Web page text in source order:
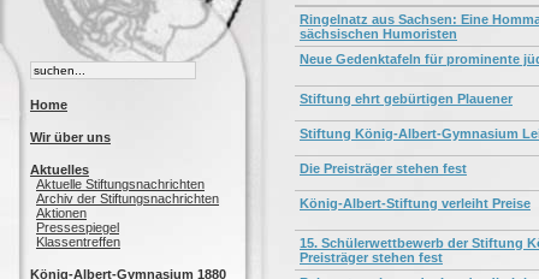
Home
Wir über uns
Aktuelles
Aktuelle Stiftungsnachrichten
Archiv der Stiftungsnachrichten
Aktionen
Pressespiegel
Klassentreffen
König-Albert-Gymnasium 1880
Ringelnatz aus Sachsen: Eine
sächsischen Humoristen
Neue Gedenktafeln für prominente
Stiftung ehrt gebürtigen Plauener
Stiftung König-Albert-Gymnasium
Die Preisträger stehen fest
König-Albert-Stiftung verleiht Preise
15. Schülerwettbewerb der Stiftung
Preisträger stehen fest